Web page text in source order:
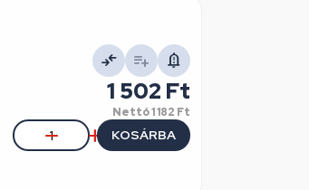
1 502 Ft
Nettó1 182 Ft
KOSÁRBA